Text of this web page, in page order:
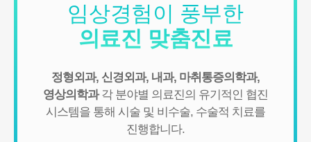
임상경험이 풍부한
의료진 맞춤진료
정형외과, 신경외과, 내과, 마취통증의학과,
영상의학과각 분야별 의료진의 유기적인 협진
시스템을 통해 시술 및 비수술, 수술적 치료를
진행합니다.